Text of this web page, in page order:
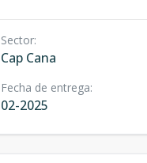
Sector:
Cap Cana
Fecha de entrega:
02-2025